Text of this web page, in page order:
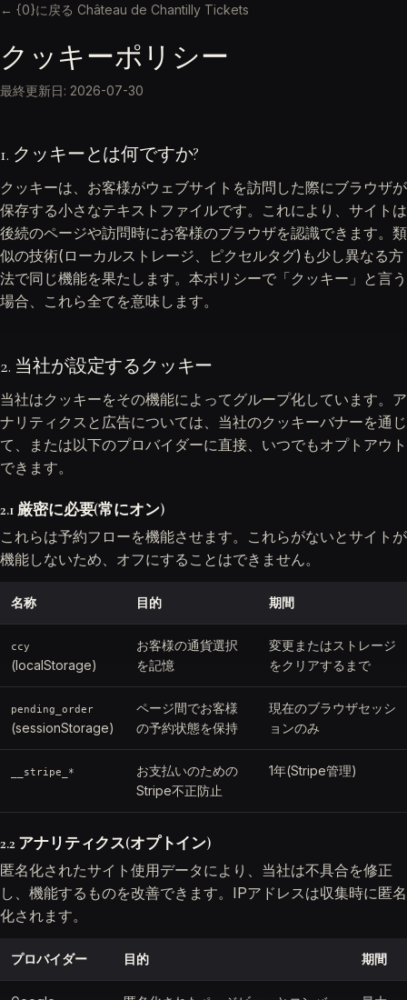
← {0}に戻る Château de Chantilly Tickets
クッキーポリシー
最終更新日: 2026-07-30
1. クッキーとは何ですか?
クッキーは、お客様がウェブサイトを訪問した際にブラウザが
保存する小さなテキストファイルです。これにより、サイトは
後続のページや訪問時にお客様のブラウザを認識できます。類
似の技術(ローカルストレージ、ピクセルタグ)も少し異なる方
法で同じ機能を果たします。本ポリシーで「クッキー」と言う
場合、これら全てを意味します。
2. 当社が設定するクッキー
当社はクッキーをその機能によってグループ化しています。ア
ナリティクスと広告については、当社のクッキーバナーを通じ
て、または以下のプロバイダーに直接、いつでもオプトアウト
できます。
2.1 厳密に必要(常にオン)
これらは予約フローを機能させます。これらがないとサイトが
機能しないため、オフにすることはできません。
名称 目的 期間
ccy
(localStorage)
お客様の通貨選択
を記憶
変更またはストレージ
をクリアするまで
pending_order
(sessionStorage)
ページ間でお客様
の予約状態を保持
現在のブラウザセッシ
ョンのみ
__stripe_*
お支払いのための
Stripe不正防止
1年(Stripe管理)
2.2 アナリティクス(オプトイン)
匿名化されたサイト使用データにより、当社は不具合を修正
し、機能するものを改善できます。IPアドレスは収集時に匿名
化されます。
プロバイダー 目的 期間